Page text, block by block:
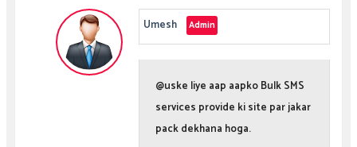
Umesh
@uske liye aap aapko Bulk SMS
services provide ki site par jakar
pack dekhana hoga.